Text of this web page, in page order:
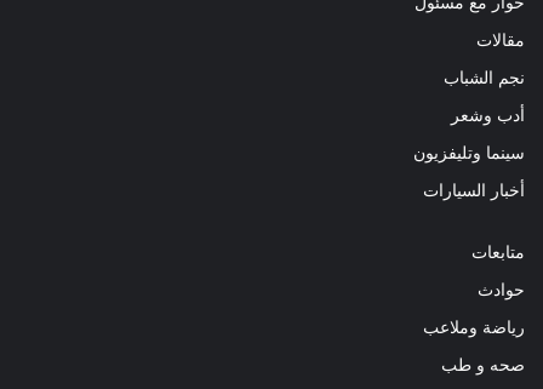
مقالات
نجم الشباب
أدب وشعر
سينما وتليفزيون
أخبار السيارات
متابعات
حوادث
رياضة وملاعب
صحه و طب